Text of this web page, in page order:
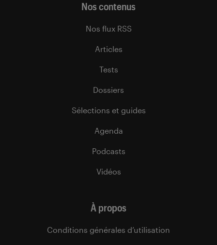
Nos contenus
Nos flux RSS
Articles
Tests
Dossiers
Sélections et guides
Agenda
Podcasts
Vidéos
À propos
Conditions générales d’utilisation